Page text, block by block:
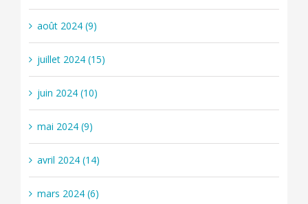
août 2024 (9)
juillet 2024 (15)
juin 2024 (10)
mai 2024 (9)
avril 2024 (14)
mars 2024 (6)